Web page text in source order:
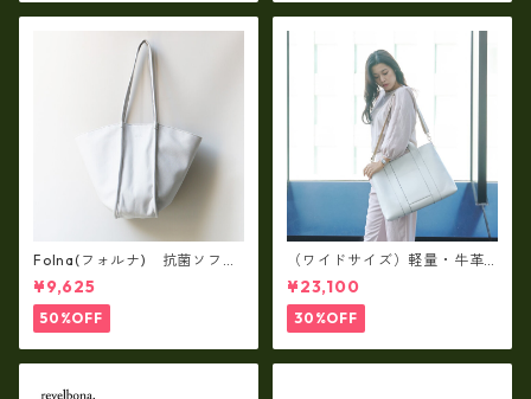
Folna(フォルナ) 抗菌ソフト
スムースレザー トートバッグ
¥9,625
50%OFF
（ワイドサイズ）軽量・牛革
製品・2WAYヌメ革トートバッ
グ（A3サイズ/日本製）(高収
納）ir-02G
¥23,100
30%OFF